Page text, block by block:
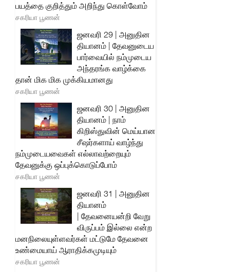
பயத்தை குறித்தும் அறிந்து கொள்வோம்
சகரியா பூணன்
ஜனவரி 29 | அனுதின
தியானம் | தேவனுடைய
பார்வையில் நம்முடைய
அந்தரங்க வாழ்க்கை
தான் மிக மிக முக்கியமானது
சகரியா பூணன்
ஜனவரி 30 | அனுதின
தியானம் | நாம்
கிறிஸ்துவின் மெய்யான
சீஷர்களாய் வாழ்ந்து
நம்முடையவைகள் எல்லாவற்றையும்
தேவனுக்கு ஒப்புக்கொடுப்போம்
சகரியா பூணன்
ஜனவரி 31 | அனுதின
தியானம்
| தேவனையன்றி வேறு
விருப்பம் இல்லை என்ற
மனநிலையுள்ளவர்கள் மட்டுமே தேவனை
உண்மையாய் ஆராதிக்கமுடியும்
சகரியா பூணன்